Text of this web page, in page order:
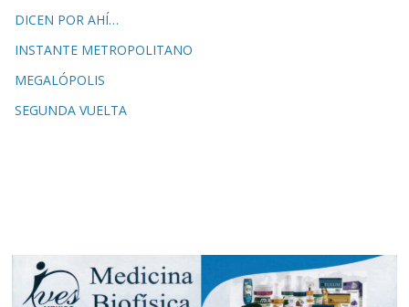
DICEN POR AHÍ…
INSTANTE METROPOLITANO
MEGALÓPOLIS
SEGUNDA VUELTA